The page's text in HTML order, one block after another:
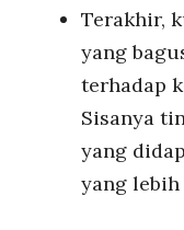
Terakhir,
yang
terhadap
Sisanya
yang
yang